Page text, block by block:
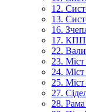
12.
13.
16.
17.
22.
23.
24.
25.
27.
28.